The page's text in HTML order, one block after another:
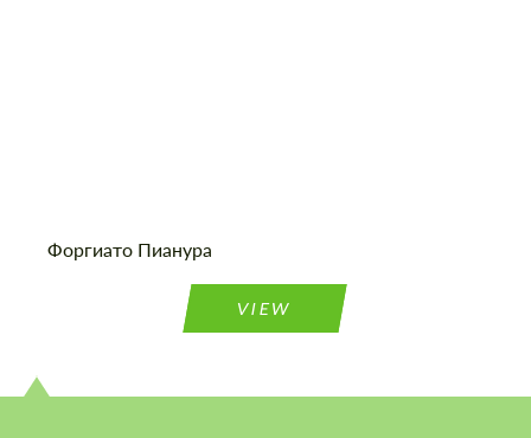
Форгиато Пианура
VIEW
СВЯЖИТЕСЬ СО МНОЙ
СВЯЖИТЕСЬ СО МНОЙ
Мы говорим на вашем языке